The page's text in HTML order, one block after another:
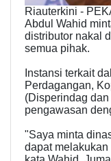
Riauterkini -
Abdul Wahid
distributor nakal
semua pihak.
Instansi terkait
Perdagangan,
(Disperindag
pengawasan
"Saya minta
dapat